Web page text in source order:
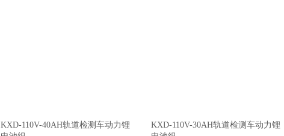
KXD-110V-40AH轨道检测车动力锂
KXD-110V-30AH轨道检测车动力锂